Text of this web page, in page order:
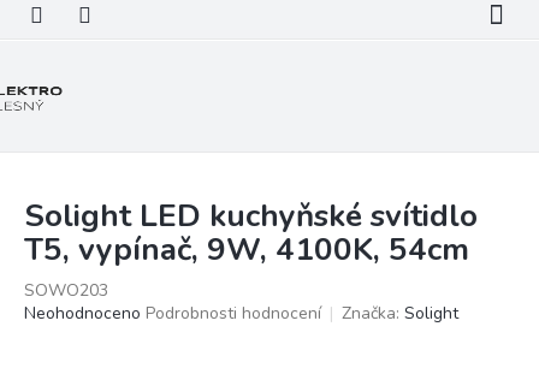
Solight LED kuchyňské svítidlo
T5, vypínač, 9W, 4100K, 54cm
SOWO203
Průměrné
Neohodnoceno Podrobnosti hodnocení Značka: Solight